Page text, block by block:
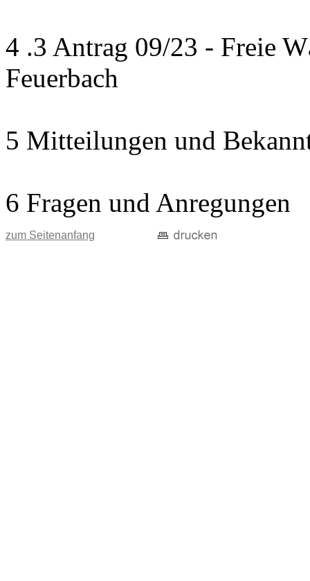
4 .3 Antrag 09/23 - Freie
Feuerbach
5 Mitteilungen und
6 Fragen und Anregungen
zum Seitenanfang